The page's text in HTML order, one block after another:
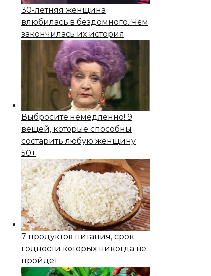
30-летняя женщина
влюбилась в бездомного. Чем
закончилась их история
Выбросите немедленно! 9
вещей, которые способны
состapить любую женщину
50+
7 продуктов питания, срок
годности которых никогда не
пройдет